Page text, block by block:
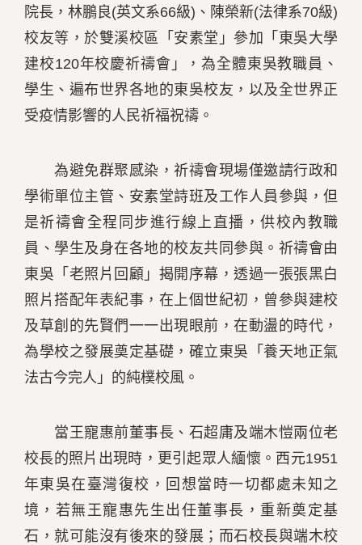
院長，林鵬良(英文系66級)、陳榮新(法律系70級)
校友等，於雙溪校區「安素堂」參加「東吳大學
建校120年校慶祈禱會」，為全體東吳教職員、
學生、遍布世界各地的東吳校友，以及全世界正
受疫情影響的人民祈福祝禱。
為避免群聚感染，祈禱會現場僅邀請行政和
學術單位主管、安素堂詩班及工作人員參與，但
是祈禱會全程同步進行線上直播，供校內教職
員、學生及身在各地的校友共同參與。祈禱會由
東吳「老照片回顧」揭開序幕，透過一張張黑白
照片搭配年表紀事，在上個世紀初，曾參與建校
及草創的先賢們一一出現眼前，在動盪的時代，
為學校之發展奠定基礎，確立東吳「養天地正氣
法古今完人」的純樸校風。
當王寵惠前董事長、石超庸及端木愷兩位老
校長的照片出現時，更引起眾人緬懷。西元1951
年東吳在臺灣復校，回想當時一切都處未知之
境，若無王寵惠先生出任董事長，重新奠定基
石，就可能沒有後來的發展；而石校長與端木校